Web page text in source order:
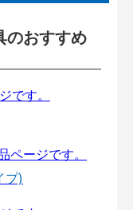
のおすすめ
プ)